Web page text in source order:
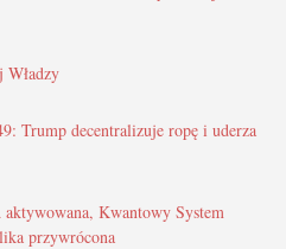
Trump decentralizuje ropę i uderza
Kwantowy System
przywrócona